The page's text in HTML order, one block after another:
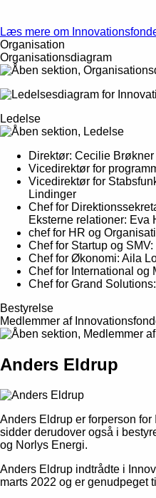
Læs mere om
Organisation
Organisationsdiagram
Ledelse
Direktør: Cecilie Brøkner
Vicedirektør for
Vicedirektør for
Lindinger
Chef for
Eksterne relationer: Eva
chef for HR og
Chef for Startup og
Chef for Økonomi: Aila
Chef for International og
Chef for Grand
Bestyrelse
Medlemmer af
Anders Eldrup
Anders Eldrup er forperson
sidder derudover også i
og Norlys Energi.
Anders Eldrup indtrådte i
marts 2022 og er genudpeget